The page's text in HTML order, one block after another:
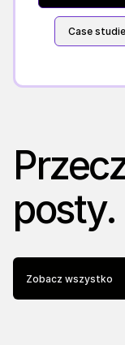
Case
posty.
Zobacz wszystko